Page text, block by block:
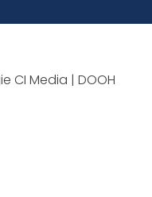
CI Media | DOOH